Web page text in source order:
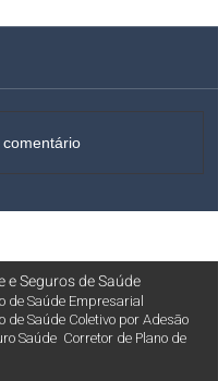
eSeguros de Saúde
de Saúde Empresarial
de Saúde Coletivo por Adesão
Saúde Corretor de Plano de